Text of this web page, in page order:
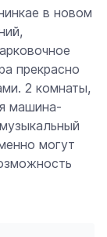
в новом
прекрасно
2 комнаты,
машина-
могут